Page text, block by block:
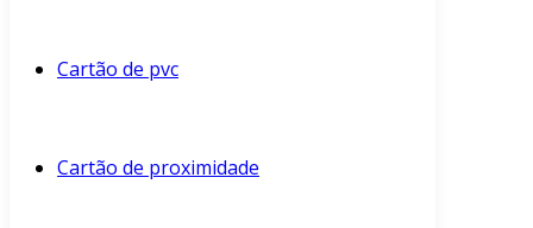
Cartão de pvc
Cartão de proximidade